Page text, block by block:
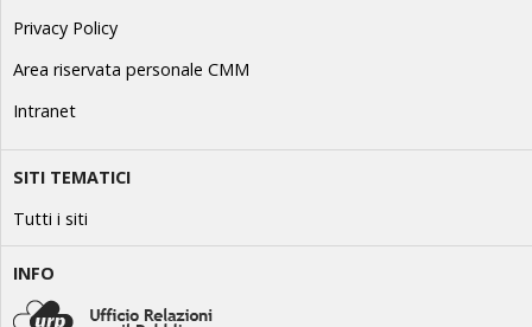
Privacy Policy
Area riservata personale CMM
Intranet
SITI TEMATICI
Tutti i siti
INFO